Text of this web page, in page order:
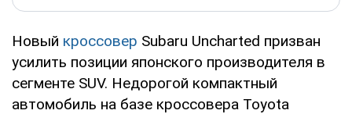
Новый кроссовер Subaru Uncharted призван
усилить позиции японского производителя в
сегменте SUV. Недорогой компактный
автомобиль на базе кроссовера Toyota